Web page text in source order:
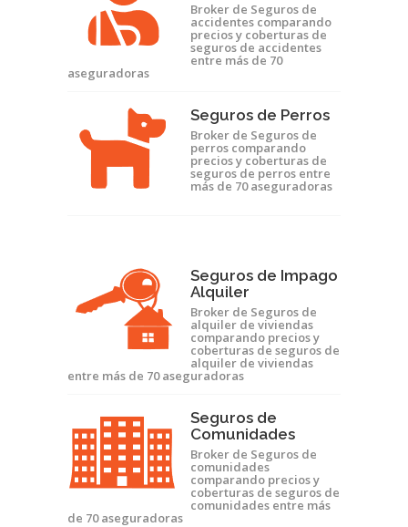
Broker de Seguros de
accidentes comparando
precios y coberturas de
seguros de accidentes
entre más de 70
aseguradoras
Seguros de Perros
Broker de Seguros de
perros comparando
precios y coberturas de
seguros de perros entre
más de 70 aseguradoras
Seguros de Impago
Alquiler
Broker de Seguros de
alquiler de viviendas
comparando precios y
coberturas de seguros de
alquiler de viviendas
entre más de 70 aseguradoras
Seguros de
Comunidades
Broker de Seguros de
comunidades
comparando precios y
coberturas de seguros de
comunidades entre más
de 70 aseguradoras